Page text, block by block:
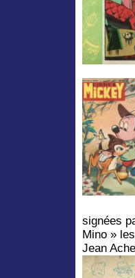
signées
Mino »
Jean